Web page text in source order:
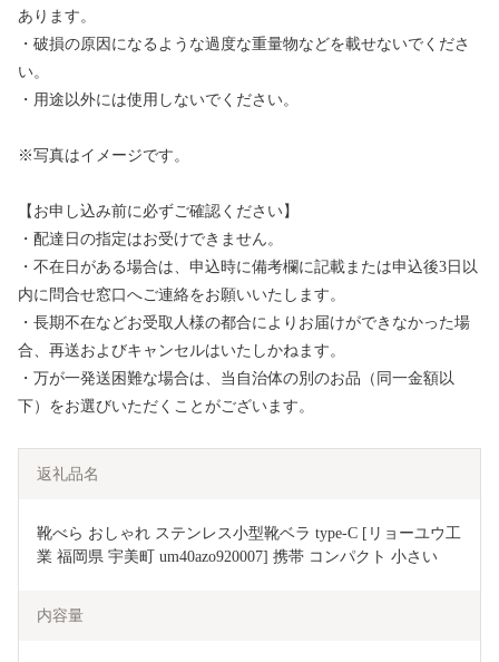
あります。
・破損の原因になるような過度な重量物などを載せないでくださ
い。
・用途以外には使用しないでください。
※写真はイメージです。
【お申し込み前に必ずご確認ください】
・配達日の指定はお受けできません。
・不在日がある場合は、申込時に備考欄に記載または申込後3日以
内に問合せ窓口へご連絡をお願いいたします。
・長期不在などお受取人様の都合によりお届けができなかった場
合、再送およびキャンセルはいたしかねます。
・万が一発送困難な場合は、当自治体の別のお品（同一金額以
下）をお選びいただくことがございます。
返礼品名
靴べら おしゃれ ステンレス小型靴ベラ type-C [リョーユウ工
業 福岡県 宇美町 um40azo920007] 携帯 コンパクト 小さい
内容量